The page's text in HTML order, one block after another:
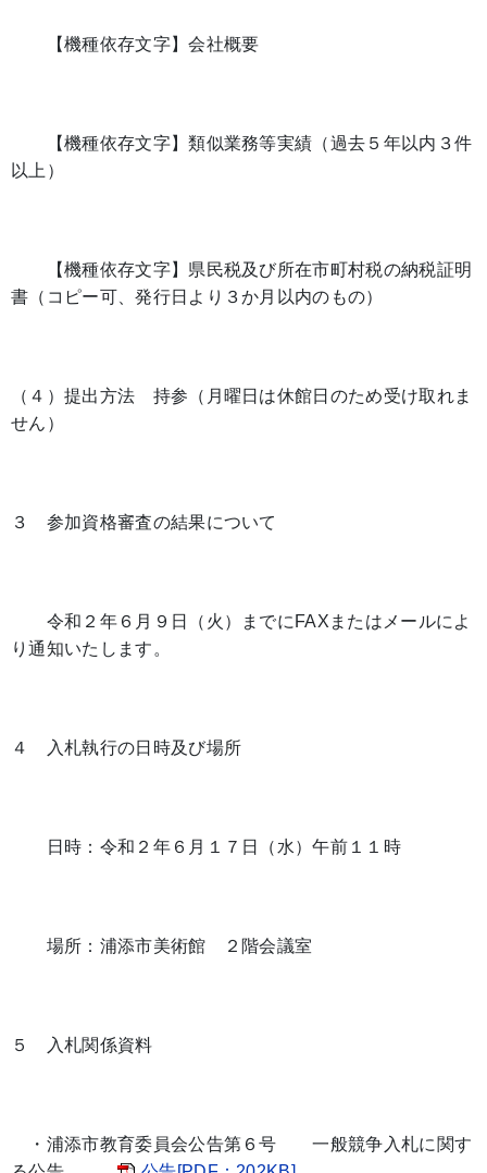
【機種依存文字】会社概要
【機種依存文字】類似業務等実績（過去５年以内３件
以上）
【機種依存文字】県民税及び所在市町村税の納税証明
書（コピー可、発行日より３か月以内のもの）
（４）提出方法 持参（月曜日は休館日のため受け取れま
せん）
３ 参加資格審査の結果について
令和２年６月９日（火）までにFAXまたはメールによ
り通知いたします。
４ 入札執行の日時及び場所
日時：令和２年６月１７日（水）午前１１時
場所：浦添市美術館 ２階会議室
５ 入札関係資料
・浦添市教育委員会公告第６号 一般競争入札に関す